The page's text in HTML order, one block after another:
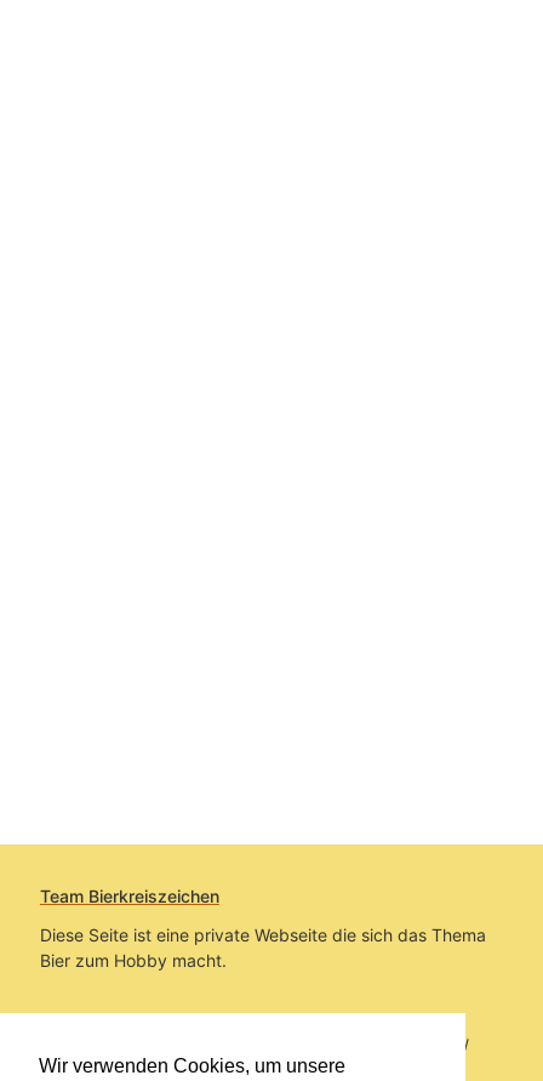
Wir verwenden Cookies, um unsere
Team Bierkreiszeichen
Diese Seite ist eine private Webseite die sich das Thema
Bier zum Hobby macht.
Sie befinden sich auf https://www.bierkreiszeichen.at/